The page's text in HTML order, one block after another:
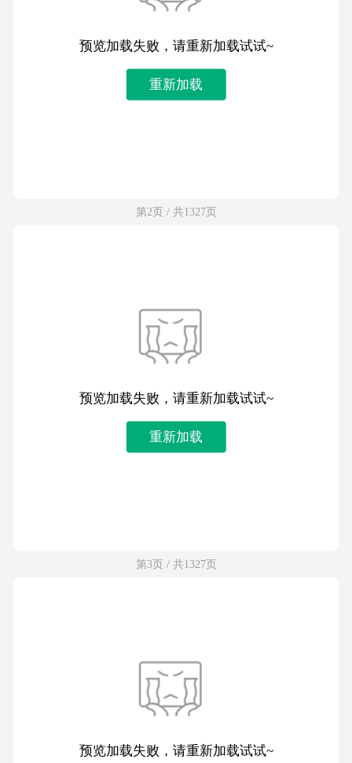
预览加载失败，请重新加载试试~
重新加载
第2页 / 共1327页
预览加载失败，请重新加载试试~
重新加载
第3页 / 共1327页
预览加载失败，请重新加载试试~